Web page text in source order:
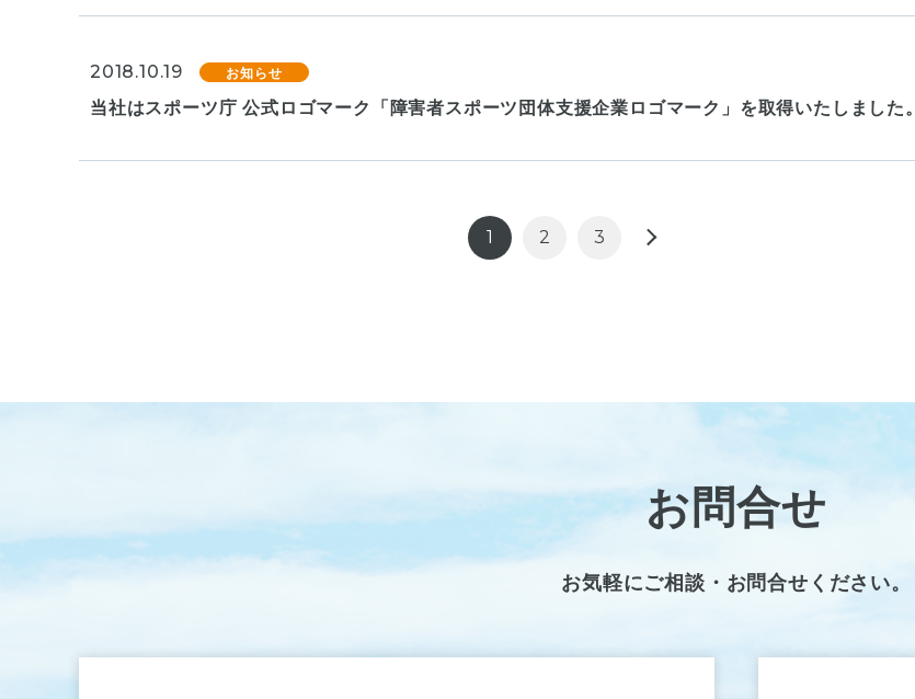
2018.10.19 お知らせ
当社はスポーツ庁 公式ロゴマーク「障害者スポーツ団体支援企業ロゴマーク」を取得いたしました。
1 2 3
お問合せ
お気軽にご相談・お問合せください。